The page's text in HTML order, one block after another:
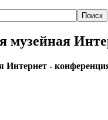
музейная
-